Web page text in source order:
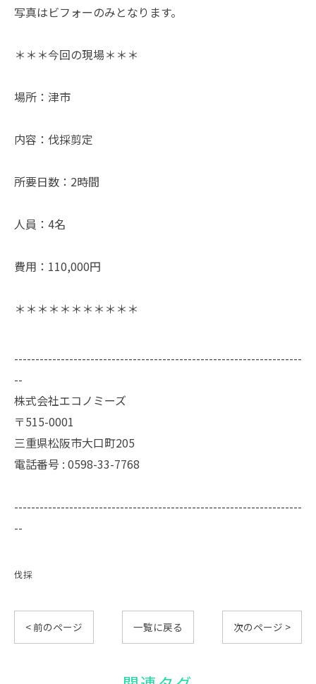
写真はビフォーのみとなります。
＊＊＊今回の現場＊＊＊
場所：津市
内容：伐採剪定
所要日数：2時間
人員：4名
費用：110,000円
＊＊＊＊＊＊＊＊＊＊＊
--------------------------------------------------------------------
--
株式会社エコノミーズ
〒515-0001
三重県松阪市大口町205
電話番号 : 0598-33-7768
--------------------------------------------------------------------
--
伐採
< 前のページ 一覧に戻る 次のページ >